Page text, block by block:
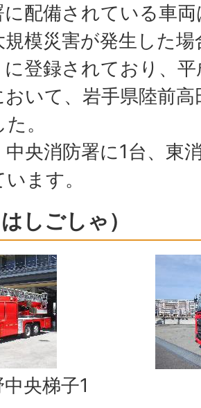
に配備されている車
規模災害が発生した
に登録されており、
いて、岩手県陸前
。
央消防署に1台、東
ます。
しごしゃ）
梯子1